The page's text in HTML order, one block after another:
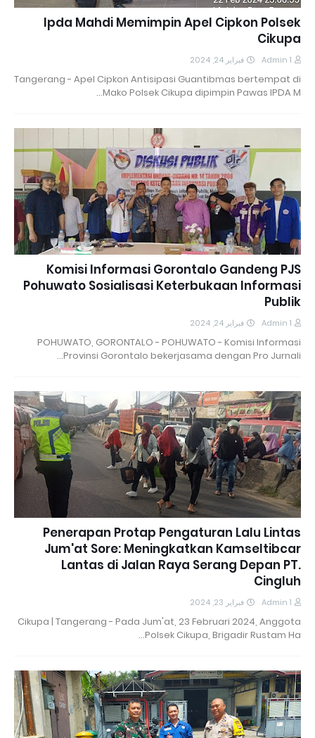
Ipda Mahdi Memimpin Apel Cipkon Polsek
Cikupa
Admin 1 فبراير 24, 2024
Tangerang - Apel Cipkon Antisipasi Guantibmas bertempat di
Mako Polsek Cikupa dipimpin Pawas IPDA M…
Komisi Informasi Gorontalo Gandeng PJS
Pohuwato Sosialisasi Keterbukaan Informasi
Publik
Admin 1 فبراير 24, 2024
POHUWATO, GORONTALO - POHUWATO - Komisi Informasi
Provinsi Gorontalo bekerjasama dengan Pro Jurnali…
Penerapan Protap Pengaturan Lalu Lintas
Jum'at Sore: Meningkatkan Kamseltibcar
Lantas di Jalan Raya Serang Depan PT.
Cingluh
Admin 1 فبراير 23, 2024
Cikupa | Tangerang - Pada Jum'at, 23 Februari 2024, Anggota
Polsek Cikupa, Brigadir Rustam Ha…